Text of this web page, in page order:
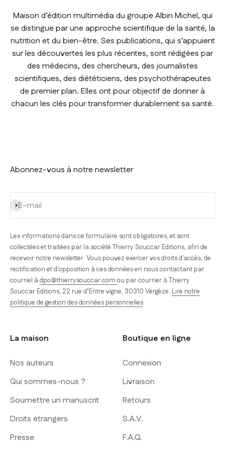
Maison d’édition multimédia du groupe Albin Michel, qui
se distingue par une approche scientifique de la santé, la
nutrition et du bien-être. Ses publications, qui s’appuient
sur les découvertes les plus récentes, sont rédigées par
des médecins, des chercheurs, des journalistes
scientifiques, des diététiciens, des psychothérapeutes
de premier plan. Elles ont pour objectif de donner à
chacun les clés pour transformer durablement sa santé.
Abonnez-vous à notre newsletter
E-mail
S'inscrire
Les informations dans ce formulaire sont obligatoires, et sont
collectées et traitées par la société Thierry Souccar Editions, afin de
recevoir notre newsletter. Vous pouvez exercer vos droits d'accès, de
rectification et d'opposition à ces données en nous contactant par
courriel à dpo@thierrysouccar.com ou par courrier à Thierry
Souccar Editions, 22 rue d’Entre vigne, 30310 Vergèze. Lire notre
politique de gestion des données personnelles.
La maison
Nos auteurs
Qui sommes-nous ?
Soumettre un manuscrit
Droits étrangers
Presse
Boutique en ligne
Connexion
Livraison
Retours
S.A.V.
F.A.Q.